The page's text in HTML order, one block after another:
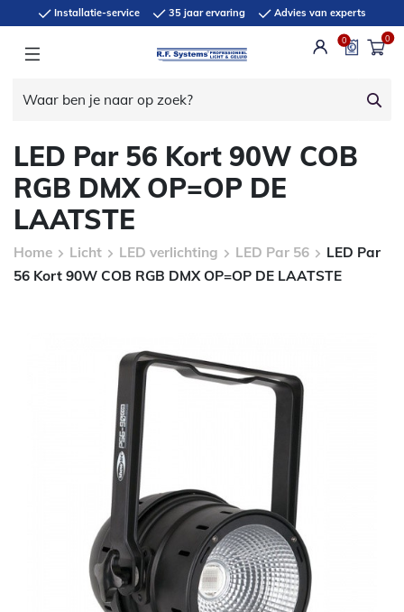
Installatie-service 35 jaar ervaring Advies van experts
0 0
LED Par 56 Kort 90W COB
RGB DMX OP=OP DE
LAATSTE
Home Licht LED verlichting LED Par 56
LED Par
56 Kort 90W COB RGB DMX OP=OP DE LAATSTE